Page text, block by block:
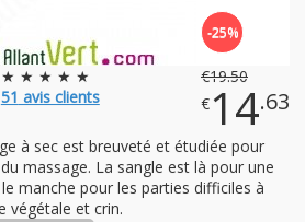
★ ★ ★ ★ ★
51 avis clients
-25%
€19.50
€ 14.63
à sec est breuveté et étudiée pour
massage. La sangle est là pour une
manche pour les parties difficiles à
végétale et crin.